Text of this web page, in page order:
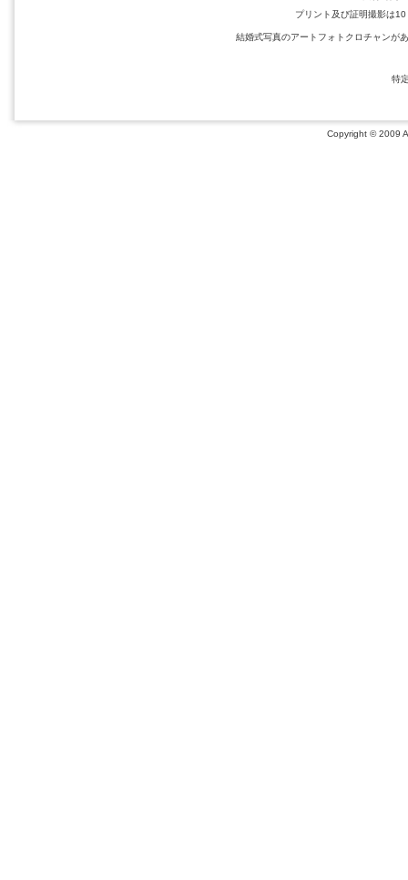
プリント及び証明撮影は
結婚式写真のアートフォトクロチャンが
特
Copyright © 2009